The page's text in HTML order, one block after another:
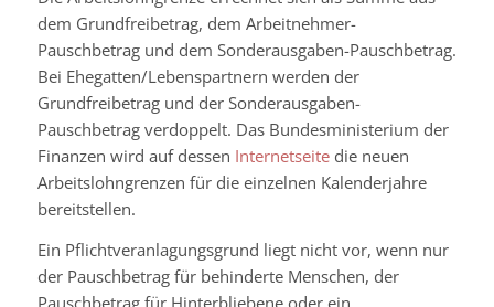
dem Grundfreibetrag, dem Arbeitnehmer-
Pauschbetrag und dem Sonderausgaben-Pauschbetrag.
Bei Ehegatten/Lebenspartnern werden der
Grundfreibetrag und der Sonderausgaben-
Pauschbetrag verdoppelt. Das Bundesministerium der
Finanzen wird auf dessen Internetseitedie neuen
Arbeitslohngrenzen für die einzelnen Kalenderjahre
bereitstellen.
Ein Pflichtveranlagungsgrund liegt nicht vor, wenn nur
der Pauschbetrag für behinderte Menschen, der
Pauschbetrag für Hinterbliebene oder ein